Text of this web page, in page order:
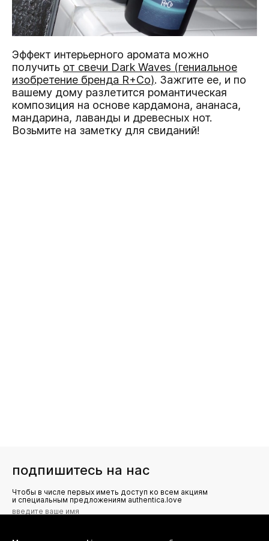
Эффект интерьерного аромата можно
получить от свечи Dark Waves (гениальное
изобретение бренда R+Co). Зажгите ее, и по
вашему дому разлетится романтическая
композиция на основе кардамона, ананаса,
мандарина, лаванды и древесных нот.
Возьмите на заметку для свиданий!
подпишитесь на нас
Чтобы в числе первых иметь доступ ко всем акциям
и специальным предложениям authentica.love